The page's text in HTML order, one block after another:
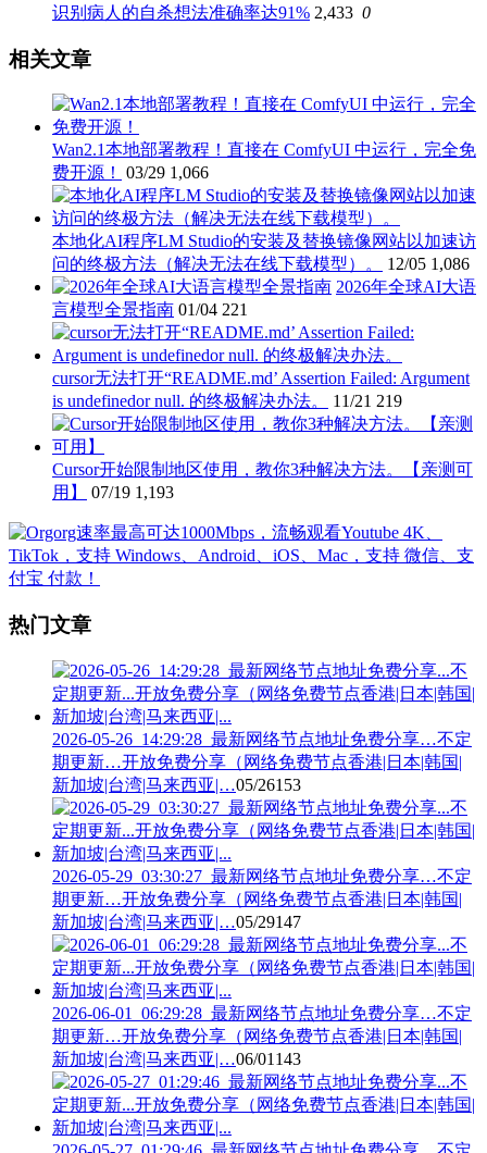
识别病人的自杀想法准确率达91% 2,433 0
相关文章
Wan2.1本地部署教程！直接在 ComfyUI 中运行，完全免
费开源！
03/29 1,066
本地化AI程序LM Studio的安装及替换镜像网站以加速访
问的终极方法（解决无法在线下载模型）。
12/05 1,086
2026年全球AI大语
言模型全景指南 01/04 221
cursor无法打开“README.md’ Assertion Failed: Argument
is undefinedor null. 的终极解决办法。
11/21 219
Cursor开始限制地区使用，教你3种解决方法。【亲测可
用】
07/19 1,193
热门文章
2026-05-26_14:29:28_最新网络节点地址免费分享…不定
期更新…开放免费分享（网络免费节点香港|日本|韩国|
新加坡|台湾|马来西亚|…05/26153
2026-05-29_03:30:27_最新网络节点地址免费分享…不定
期更新…开放免费分享（网络免费节点香港|日本|韩国|
新加坡|台湾|马来西亚|…05/29147
2026-06-01_06:29:28_最新网络节点地址免费分享…不定
期更新…开放免费分享（网络免费节点香港|日本|韩国|
新加坡|台湾|马来西亚|…06/01 143